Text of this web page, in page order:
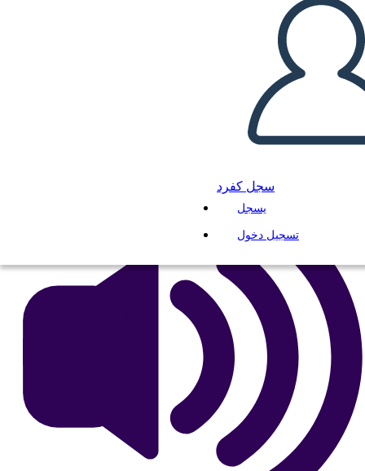
سجل كفرد
يسجل
تسجيل دخول
Tres Jóvenes Peregrinos